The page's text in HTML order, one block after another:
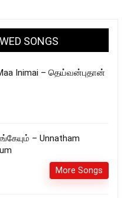
SONGS
Inimai – தெய்வன்புதான்
– Unnatham
More Songs